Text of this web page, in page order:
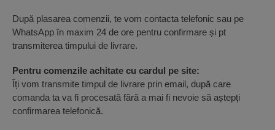
După plasarea comenzii, te vom contacta telefonic sau pe
WhatsApp în maxim 24 de ore pentru confirmare și pt
transmiterea timpului de livrare.
Pentru comenzile achitate cu cardul pe site:
Îți vom transmite timpul de livrare prin email, după care
comanda ta va fi procesată fără a mai fi nevoie să aștepți
confirmarea telefonică.